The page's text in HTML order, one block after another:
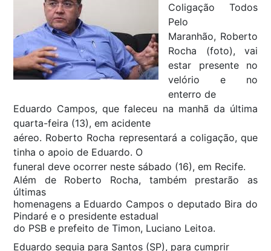
Coligação Todos
Pelo
Maranhão, Roberto
Rocha (foto), vai
estar presente no
velório e no
enterro de
Eduardo Campos, que faleceu na manhã da última
quarta-feira (13), em acidente
aéreo. Roberto Rocha representará a coligação, que
tinha o apoio de Eduardo. O
funeral deve ocorrer neste sábado (16), em Recife.
Além de Roberto Rocha, também prestarão as
últimas
homenagens a Eduardo Campos o deputado Bira do
Pindaré e o presidente estadual
do PSB e prefeito de Timon, Luciano Leitoa.
Eduardo seguia para Santos (SP), para cumprir